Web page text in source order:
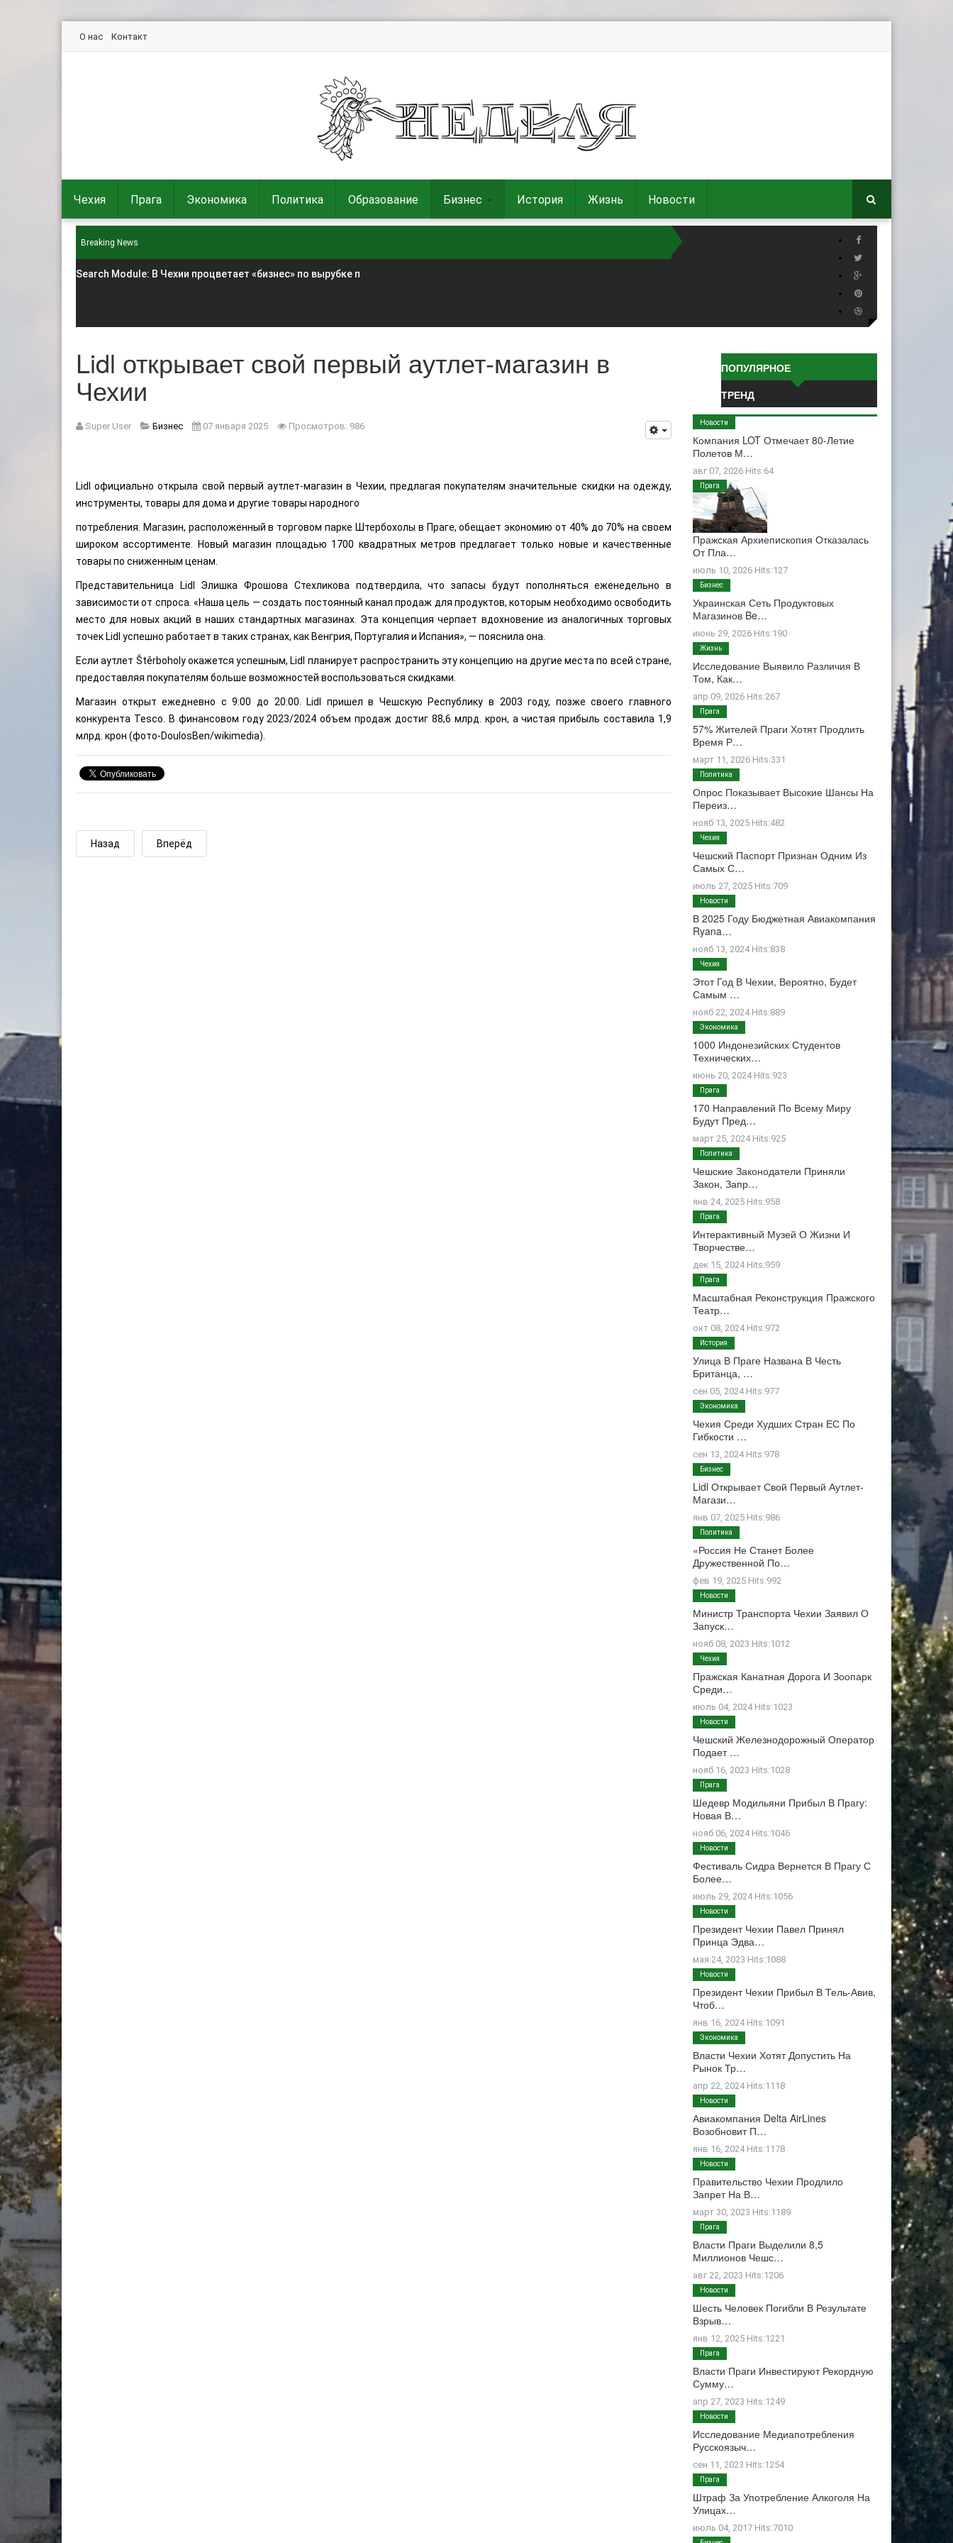
О нас Контакт
Чехия Прага Экономика Политика Образование Бизнес История Жизнь Новости
Breaking News
Search Module: В Чехии процветает «бизнес» по вырубке п
Lidl открывает свой первый аутлет-магазин в
Чехии
Super User Бизнес 07 января 2025 Просмотров: 986
Lidl официально открыла свой первый аутлет-магазин в Чехии, предлагая покупателям значительные скидки на одежду,
инструменты, товары для дома и другие товары народного
потребления. Магазин, расположенный в торговом парке Штербохолы в Праге, обещает экономию от 40% до 70% на своем
широком ассортименте. Новый магазин площадью 1700 квадратных метров предлагает только новые и качественные
товары по сниженным ценам.
Представительница Lidl Элишка Фрошова Стехликова подтвердила, что запасы будут пополняться еженедельно в
зависимости от спроса. «Наша цель — создать постоянный канал продаж для продуктов, которым необходимо освободить
место для новых акций в наших стандартных магазинах. Эта концепция черпает вдохновение из аналогичных торговых
точек Lidl успешно работает в таких странах, как Венгрия, Португалия и Испания», — пояснила она.
Если аутлет Štěrboholy окажется успешным, Lidl планирует распространить эту концепцию на другие места по всей стране,
предоставляя покупателям больше возможностей воспользоваться скидками.
Магазин открыт ежедневно с 9:00 до 20:00. Lidl пришел в Чешскую Республику в 2003 году, позже своего главного
конкурента Tesco. В финансовом году 2023/2024 объем продаж достиг 88,6 млрд. крон, а чистая прибыль составила 1,9
млрд. крон (фото-DoulosBen/wikimedia).
Назад Вперёд
ПОПУЛЯРНОЕ
ТРЕНД
Компания LOT Отмечает 80-Летие
Полетов М…
авг 07, 2026 Hits:64
Новости
Пражская Архиепископия Отказалась
От Пла…
июль 10, 2026 Hits:127
Прага
Украинская Сеть Продуктовых
Магазинов Be…
июнь 29, 2026 Hits:190
Бизнес
Исследование Выявило Различия В
Том, Как…
апр 09, 2026 Hits:267
Жизнь
57% Жителей Праги Хотят Продлить
Время Р…
март 11, 2026 Hits:331
Прага
Опрос Показывает Высокие Шансы На
Переиз…
нояб 13, 2025 Hits:482
Политика
Чешский Паспорт Признан Одним Из
Самых С…
июль 27, 2025 Hits:709
Чехия
В 2025 Году Бюджетная Авиакомпания
Ryana…
нояб 13, 2024 Hits:838
Новости
Этот Год В Чехии, Вероятно, Будет
Самым …
нояб 22, 2024 Hits:889
Чехия
1000 Индонезийских Студентов
Технических…
июнь 20, 2024 Hits:923
Экономика
170 Направлений По Всему Миру
Будут Пред…
март 25, 2024 Hits:925
Прага
Чешские Законодатели Приняли
Закон, Запр…
янв 24, 2025 Hits:958
Политика
Интерактивный Музей О Жизни И
Творчестве…
дек 15, 2024 Hits:959
Прага
Масштабная Реконструкция Пражского
Театр…
окт 08, 2024 Hits:972
Прага
Улица В Праге Названа В Честь
Британца, …
сен 05, 2024 Hits:977
История
Чехия Среди Худших Стран ЕС По
Гибкости …
сен 13, 2024 Hits:978
Экономика
Lidl Открывает Свой Первый Аутлет-
Магази…
янв 07, 2025 Hits:986
Бизнес
«Россия Не Станет Более
Дружественной По…
фев 19, 2025 Hits:992
Политика
Министр Транспорта Чехии Заявил О
Запуск…
нояб 08, 2023 Hits:1012
Новости
Пражская Канатная Дорога И Зоопарк
Среди…
июль 04, 2024 Hits:1023
Чехия
Чешский Железнодорожный Оператор
Подает …
нояб 16, 2023 Hits:1028
Новости
Шедевр Модильяни Прибыл В Прагу:
Новая В…
нояб 06, 2024 Hits:1046
Прага
Фестиваль Сидра Вернется В Прагу С
Более…
июль 29, 2024 Hits:1056
Новости
Президент Чехии Павел Принял
Принца Эдва…
мая 24, 2023 Hits:1088
Новости
Президент Чехии Прибыл В Тель-Авив,
Чтоб…
янв 16, 2024 Hits:1091
Новости
Власти Чехии Хотят Допустить На
Рынок Тр…
апр 22, 2024 Hits:1118
Экономика
Авиакомпания Delta AirLines
Возобновит П…
янв 16, 2024 Hits:1178
Новости
Правительство Чехии Продлило
Запрет На В…
март 30, 2023 Hits:1189
Новости
Власти Праги Выделили 8,5
Миллионов Чешс…
авг 22, 2023 Hits:1206
Прага
Шесть Человек Погибли В Результате
Взрыв…
янв 12, 2025 Hits:1221
Новости
Власти Праги Инвестируют Рекордную
Сумму…
апр 27, 2023 Hits:1249
Прага
Исследование Медиапотребления
Русскоязыч…
сен 11, 2023 Hits:1254
Новости
Штраф За Употребление Алкоголя На
Улицах…
июль 04, 2017 Hits:7010
Прага